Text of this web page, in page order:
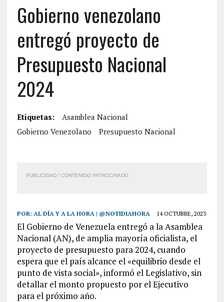
Gobierno venezolano
entregó proyecto de
Presupuesto Nacional
2024
Etiquetas:
Asamblea Nacional
Gobierno Venezolano
Presupuesto Nacional
PUBLICIDAD / CONTENIDO PATROCINADO
POR: AL DÍA Y A LA HORA | @NOTIDIAHORA 14 OCTUBRE, 2023
El Gobierno de Venezuela entregó a la Asamblea
Nacional (AN), de amplia mayoría oficialista, el
proyecto de presupuesto para 2024, cuando
espera que el país alcance el «equilibrio desde el
punto de vista social», informó el Legislativo, sin
detallar el monto propuesto por el Ejecutivo
para el próximo año.